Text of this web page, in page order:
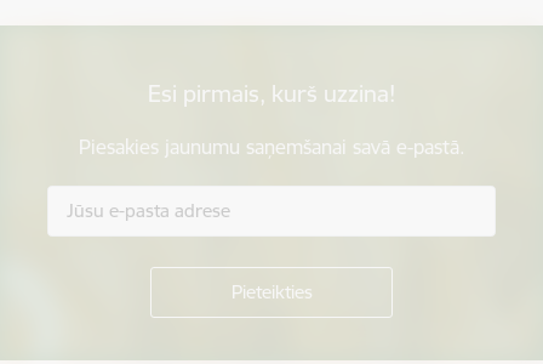
Esi pirmais, kurš uzzina!
Piesakies jaunumu saņemšanai savā e-pastā.